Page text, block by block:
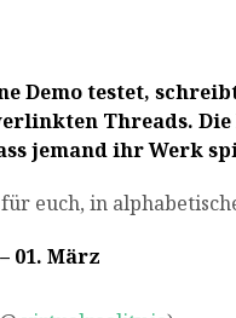
Demo testet,
Threads.
jemand ihr Werk
euch, in
01. März